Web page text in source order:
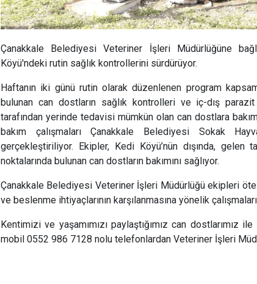
Çanakkale Belediyesi Veteriner İşleri Müdürlüğüne
Köyü'ndeki rutin sağlık kontrollerini sürdürüyor.
Haftanın iki günü rutin olarak düzenlenen program
bulunan can dostların sağlık kontrolleri ve iç-dış
tarafından yerinde tedavisi mümkün olan can dostlara
bakım çalışmaları Çanakkale Belediyesi Sokak
gerçekleştiriliyor. Ekipler, Kedi Köyü’nün dışında,
noktalarında bulunan can dostların bakımını sağlıyor.
Çanakkale Belediyesi Veteriner İşleri Müdürlüğü ekipleri öte
ve beslenme ihtiyaçlarının karşılanmasına yönelik
Kentimizi ve yaşamımızı paylaştığımız can
mobil 0552 986 7128 nolu telefonlardan Veteriner İşleri